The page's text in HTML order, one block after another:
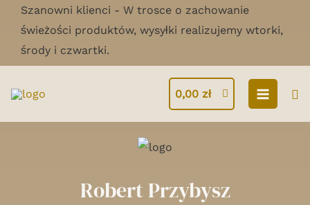
Skip
content
Szanowni klienci - W trosce o zachowanie
świeżości produktów, wysyłki realizujemy wtorki,
środy i czwartki.
0,00 zł
MAIN
MENU
Robert Przybysz